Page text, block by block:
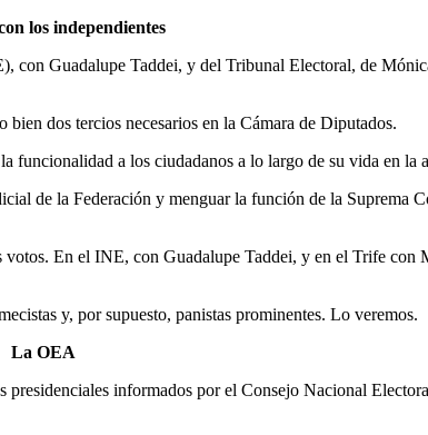
los independientes
Guadalupe Taddei, y del Tribunal Electoral, de
dos tercios necesarios en la Cámara de Diputados.
a los ciudadanos a lo largo de su vida en la
de la Federación y menguar la función de la Suprema
votos. En el INE, con Guadalupe Taddei, y en el Trife
y, por supuesto, panistas prominentes. Lo veremos.
La OEA
informados por el Consejo Nacional